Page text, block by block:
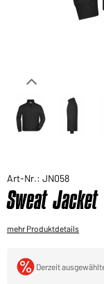
Sie möchten
Art-Nr.: JN058
Sweat
mehr Produktdetails
Derzeit